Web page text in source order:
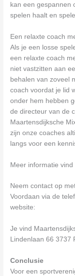
kan een gespannen
spelen haalt en
Een relaxte coach
Als je een losse
een relaxte coach
niet vastzitten aan
behalen van zoveel
coach voordat je lid
onder hem hebben
de directeur van de
Maartensdijksche
zijn onze coaches
langs voor een
Meer informatie vind
Neem contact op
Voordaan via de
website:
Je vind
Lindenlaan 66 3737
Conclusie
Voor een